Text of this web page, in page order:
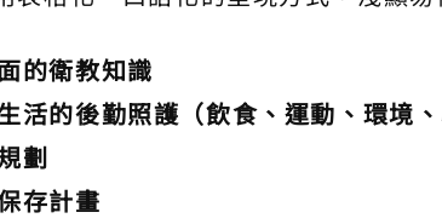
的衛教知識
活的後勤照護（飲食、運動、環境、
劃
存計畫